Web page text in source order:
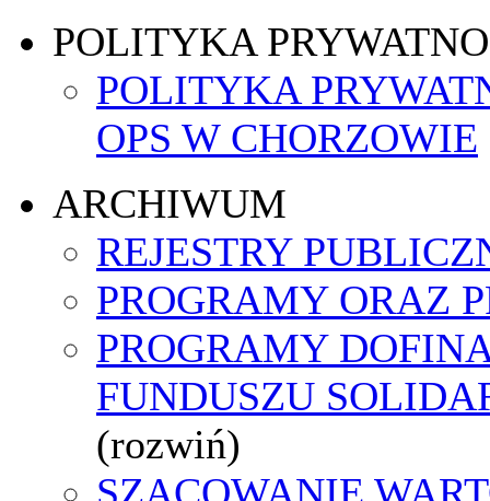
POLITYKA
POLITYKA
OPS W CHORZOWIE
ARCHIWUM
REJESTRY
PROGRAMY ORAZ
PROGRAMY
FUNDUSZU
(rozwiń)